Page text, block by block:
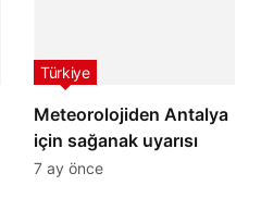
Meteorolojiden Antalya
için sağanak uyarısı
Türkiye
7 ay önce